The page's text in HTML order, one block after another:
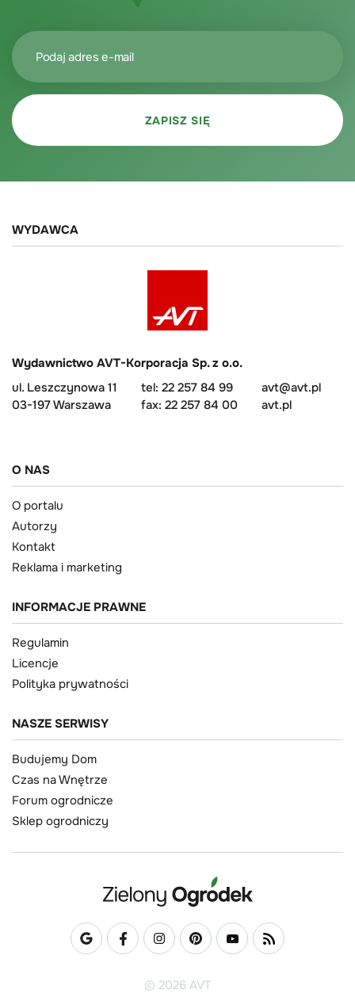
WYDAWCA
Wydawnictwo AVT-Korporacja Sp. z o.o.
ul. Leszczynowa 11
03-197 Warszawa
tel: 22 257 84 99
fax: 22 257 84 00
avt@avt.pl
avt.pl
O NAS
O portalu
Autorzy
Kontakt
Reklama i marketing
INFORMACJE PRAWNE
Regulamin
Licencje
Polityka prywatności
NASZE SERWISY
Budujemy Dom
Czas na Wnętrze
Forum ogrodnicze
Sklep ogrodniczy
© 2026 AVT